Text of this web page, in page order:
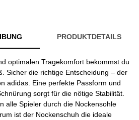
PRODUKTDETAILS
optimalen Tragekomfort bekommst du
Sicher die richtige Entscheidung – der
adidas. Eine perfekte Passform und
sorgt für die nötige Stabilität.
alle Spieler durch die Nockensohle
ist der Nockenschuh die ideale